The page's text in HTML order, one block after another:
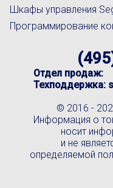
Шкафы управления
Программирование
Отдел продаж:
Техподдержка:
© 2016 -
Информация о
носит
и не
определяемой